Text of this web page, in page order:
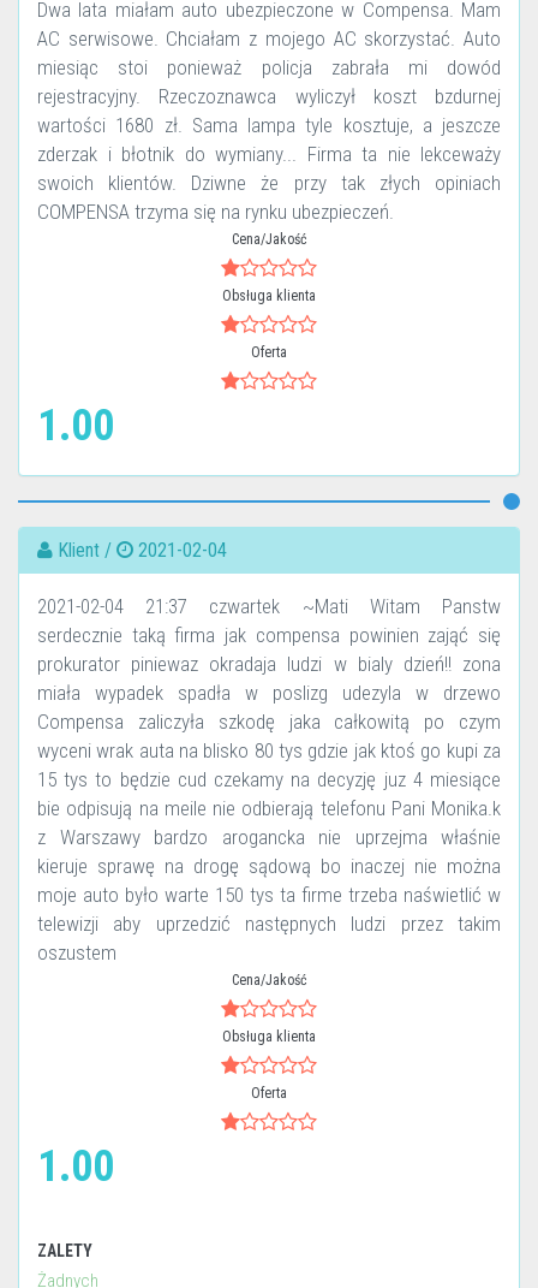
Dwa lata miałam auto ubezpieczone w Compensa. Mam
AC serwisowe. Chciałam z mojego AC skorzystać. Auto
miesiąc stoi ponieważ policja zabrała mi dowód
rejestracyjny. Rzeczoznawca wyliczył koszt bzdurnej
wartości 1680 zł. Sama lampa tyle kosztuje, a jeszcze
zderzak i błotnik do wymiany... Firma ta nie lekceważy
swoich klientów. Dziwne że przy tak złych opiniach
COMPENSA trzyma się na rynku ubezpieczeń.
Cena/Jakość
Obsługa klienta
Oferta
1.00
Klient / 2021-02-04
2021-02-04 21:37 czwartek ~Mati Witam Panstw
serdecznie taką firma jak compensa powinien zająć się
prokurator piniewaz okradaja ludzi w bialy dzień!! zona
miała wypadek spadła w poslizg udezyla w drzewo
Compensa zaliczyła szkodę jaka całkowitą po czym
wyceni wrak auta na blisko 80 tys gdzie jak ktoś go kupi za
15 tys to będzie cud czekamy na decyzję juz 4 miesiące
bie odpisują na meile nie odbierają telefonu Pani Monika.k
z Warszawy bardzo arogancka nie uprzejma właśnie
kieruje sprawę na drogę sądową bo inaczej nie można
moje auto było warte 150 tys ta firme trzeba naświetlić w
telewizji aby uprzedzić następnych ludzi przez takim
oszustem
Cena/Jakość
Obsługa klienta
Oferta
1.00
ZALETY
Żadnych